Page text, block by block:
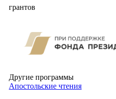
грантов
Другие программы
Апостольские чтения